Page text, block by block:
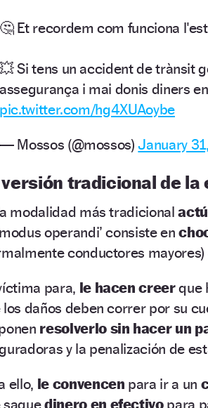
🤔 Et recordem com funciona
💥 Si tens un accident de trànsit
assegurança i mai donis diners
pic.twitter.com/hg4XUAoybe
— Mossos (@mossos)January
versión tradicional de
modalidad más tradicional
operandi’ consiste en
conductores mayores)
para, le hacen creerque
los daños deben correr por su
resolverlo sin hacer un
y la penalización de
ello, le convencen para ir a un
saquedinero en efectivopara